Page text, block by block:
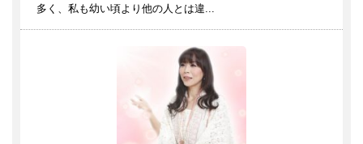
多く、私も幼い頃より他の人とは違...